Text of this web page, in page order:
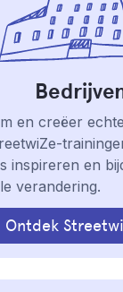
en creëer
inspireren en
verandering.
Ontdek